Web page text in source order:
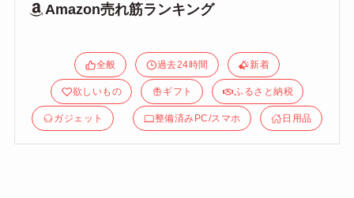
Amazon売れ筋ランキング
全般 過去24時間 新着
欲しいもの ギフト ふるさと納税
ガジェット 整備済みPC/スマホ 日用品